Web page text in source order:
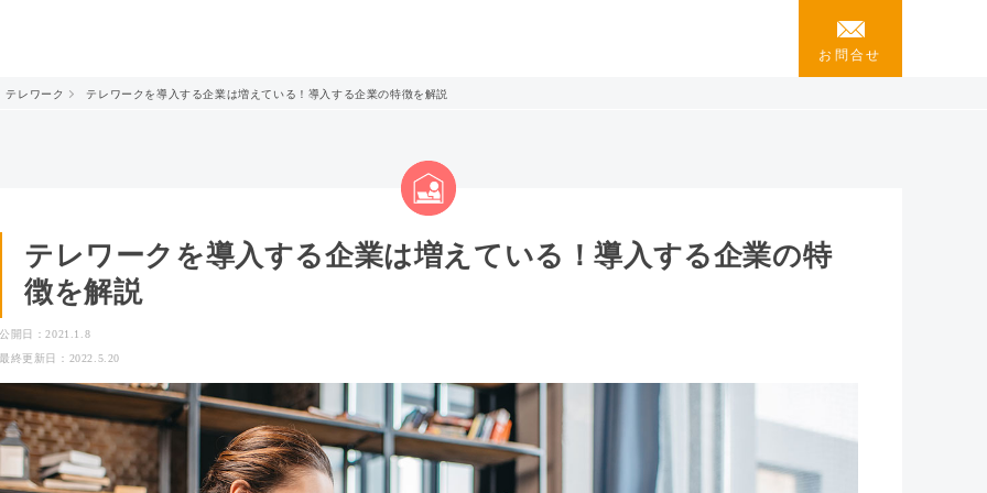
お問合せ
テレワーク テレワークを導入する企業は増えている！導入する企業の特徴を解説
テレワークを導入する企業は増えている！導入する企業の特
徴を解説
公開日：2021.1.8
最終更新日：2022.5.20